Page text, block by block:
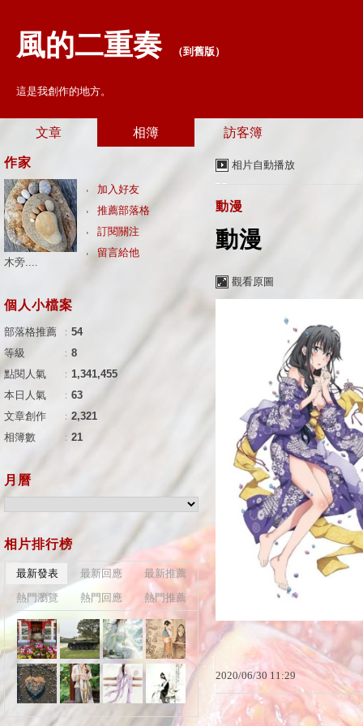
風的二重奏（到舊版）
這是我創作的地方。
文章 相簿 訪客簿
相片自動播放
動漫
動漫
觀看原圖
2020/06/30 11:29
作家
加入好友
推薦部落格
訂閱關注
留言給他
木旁....
個人小檔案
部落格推薦 ： 54
等級
： 8
點閱人氣
： 1,341,455
本日人氣
： 63
文章創作
： 2,321
相簿數
： 21
月曆
相片排行榜
最新發表 最新回應
最新推薦
熱門瀏覽
熱門回應 熱門推薦